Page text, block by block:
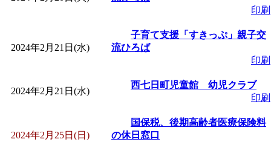
印刷
2024年2月21日(水)
子育て支援「すきっぷ」親子交
流ひろば
印刷
2024年2月21日(水)
西七日町児童館 幼児クラブ
印刷
2024年2月25日(日)
国保税、後期高齢者医療保険料
の休日窓口